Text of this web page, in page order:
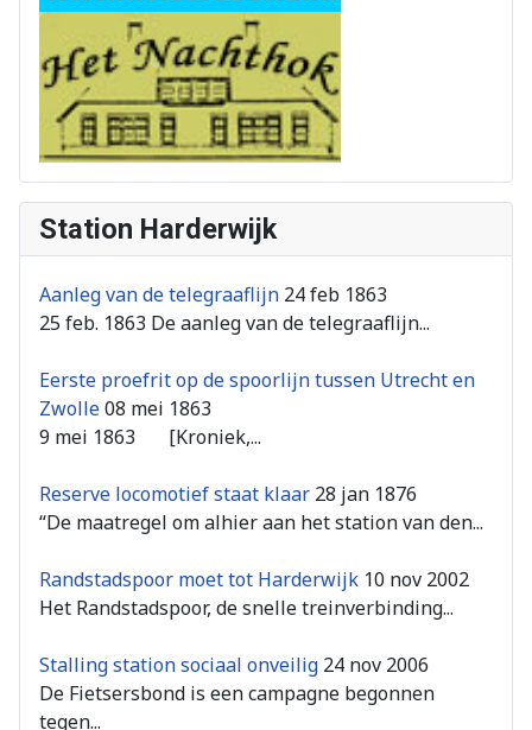
Station Harderwijk
Aanleg van de telegraaflijn 24 feb 1863
25 feb. 1863 De aanleg van de telegraaflijn...
Eerste proefrit op de spoorlijn tussen Utrecht en
Zwolle08 mei 1863
9 mei 1863 [Kroniek,...
Reserve locomotief staat klaar 28 jan 1876
“De maatregel om alhier aan het station van den...
Randstadspoor moet tot Harderwijk 10 nov 2002
Het Randstadspoor, de snelle treinverbinding...
Stalling station sociaal onveilig 24 nov 2006
De Fietsersbond is een campagne begonnen
tegen...